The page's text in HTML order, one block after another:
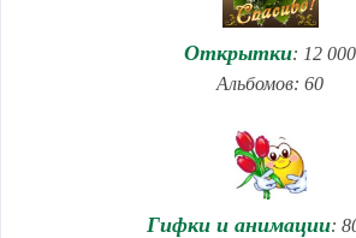
Открытки: 12 000
Альбомов: 60
Гифки и анимации: